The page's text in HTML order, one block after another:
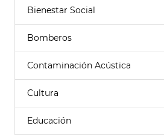
Bienestar Social
Bomberos
Contaminación Acústica
Cultura
Educación